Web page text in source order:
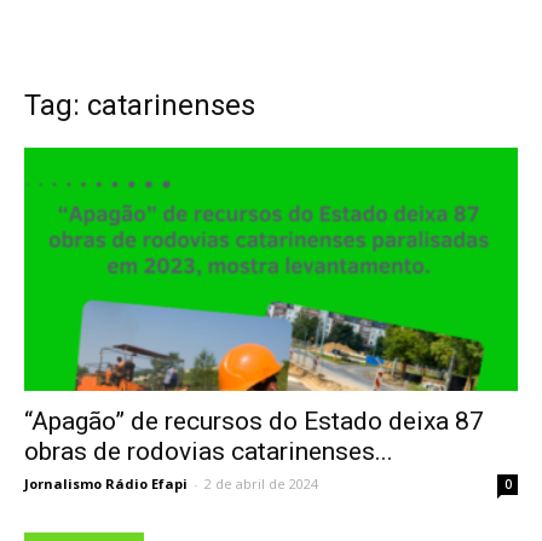
Tag: catarinenses
“Apagão” de recursos do Estado deixa 87
obras de rodovias catarinenses...
Jornalismo Rádio Efapi - 2 de abril de 2024 0